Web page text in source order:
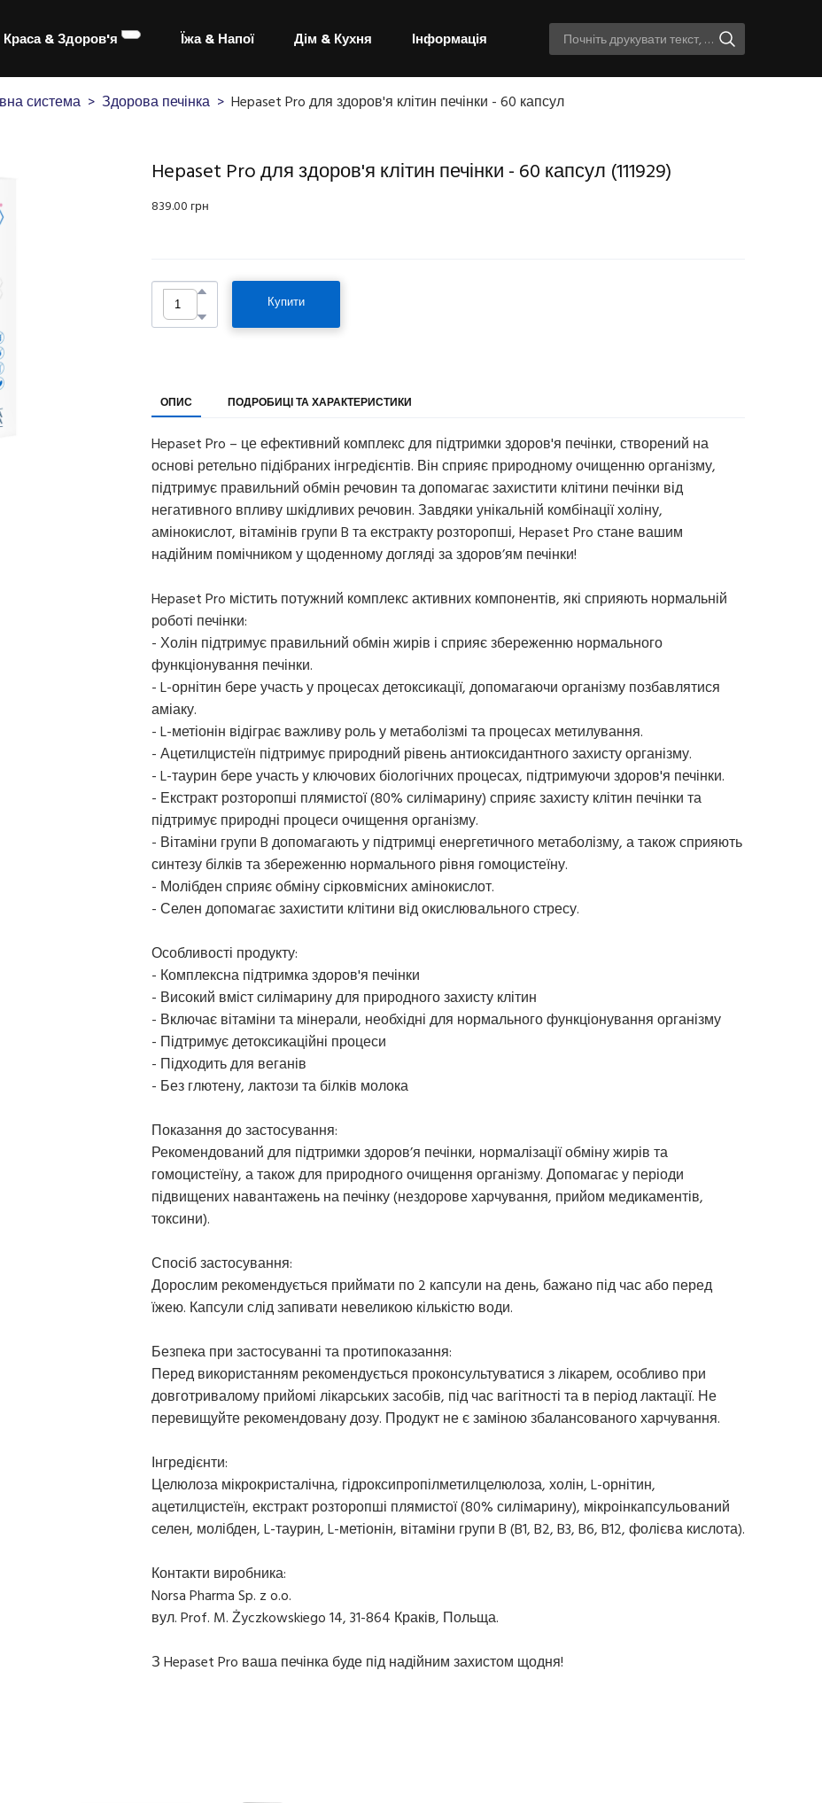
Краса & Здоров'я Їжа & Напої Дім & Кухня Інформація
система Здорова печінка Hepaset Pro для здоров'я клітин печінки - 60 капсул
Hepaset Pro для здоров'я клітин печінки - 60 капсул (111929)
839.00 грн
Купити
ОПИС ПОДРОБИЦІ ТА ХАРАКТЕРИСТИКИ
Hepaset Pro – це ефективний комплекс для підтримки здоров'я печінки, створений на
основі ретельно підібраних інгредієнтів. Він сприяє природному очищенню організму,
підтримує правильний обмін речовин та допомагає захистити клітини печінки від
негативного впливу шкідливих речовин. Завдяки унікальній комбінації холіну,
амінокислот, вітамінів групи B та екстракту розторопші, Hepaset Pro стане вашим
надійним помічником у щоденному догляді за здоров’ям печінки!
Hepaset Pro містить потужний комплекс активних компонентів, які сприяють нормальній
роботі печінки:
- Холін підтримує правильний обмін жирів і сприяє збереженню нормального
функціонування печінки.
- L-орнітин бере участь у процесах детоксикації, допомагаючи організму позбавлятися
аміаку.
- L-метіонін відіграє важливу роль у метаболізмі та процесах метилування.
- Ацетилцистеїн підтримує природний рівень антиоксидантного захисту організму.
- L-таурин бере участь у ключових біологічних процесах, підтримуючи здоров'я печінки.
- Екстракт розторопші плямистої (80% силімарину) сприяє захисту клітин печінки та
підтримує природні процеси очищення організму.
- Вітаміни групи B допомагають у підтримці енергетичного метаболізму, а також сприяють
синтезу білків та збереженню нормального рівня гомоцистеїну.
- Молібден сприяє обміну сірковмісних амінокислот.
- Селен допомагає захистити клітини від окислювального стресу.
Особливості продукту:
- Комплексна підтримка здоров'я печінки
- Високий вміст силімарину для природного захисту клітин
- Включає вітаміни та мінерали, необхідні для нормального функціонування організму
- Підтримує детоксикаційні процеси
- Підходить для веганів
- Без глютену, лактози та білків молока
Показання до застосування:
Рекомендований для підтримки здоров’я печінки, нормалізації обміну жирів та
гомоцистеїну, а також для природного очищення організму. Допомагає у періоди
підвищених навантажень на печінку (нездорове харчування, прийом медикаментів,
токсини).
Спосіб застосування:
Дорослим рекомендується приймати по 2 капсули на день, бажано під час або перед
їжею. Капсули слід запивати невеликою кількістю води.
Безпека при застосуванні та протипоказання:
Перед використанням рекомендується проконсультуватися з лікарем, особливо при
довготривалому прийомі лікарських засобів, під час вагітності та в період лактації. Не
перевищуйте рекомендовану дозу. Продукт не є заміною збалансованого харчування.
Інгредієнти:
Целюлоза мікрокристалічна, гідроксипропілметилцелюлоза, холін, L-орнітин,
ацетилцистеїн, екстракт розторопші плямистої (80% силімарину), мікроінкапсульований
селен, молібден, L-таурин, L-метіонін, вітаміни групи B (B1, B2, B3, B6, B12, фолієва кислота).
Контакти виробника:
Norsa Pharma Sp. z o.o.
вул. Prof. M. Życzkowskiego 14, 31-864 Краків, Польща.
З Hepaset Pro ваша печінка буде під надійним захистом щодня!